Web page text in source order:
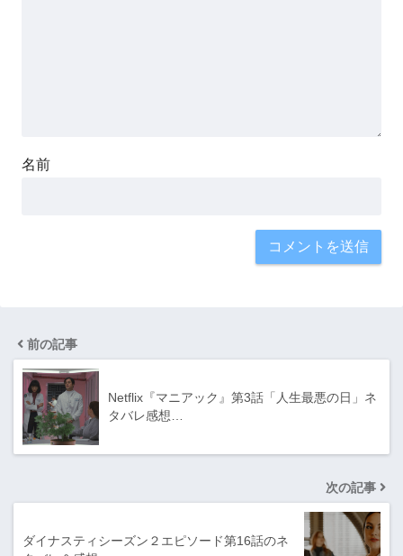
名前
前の記事
Netflix『マニアック』第3話「人生最悪の日」ネ
タバレ感想…
次の記事
ダイナスティシーズン２エピソード第16話のネ